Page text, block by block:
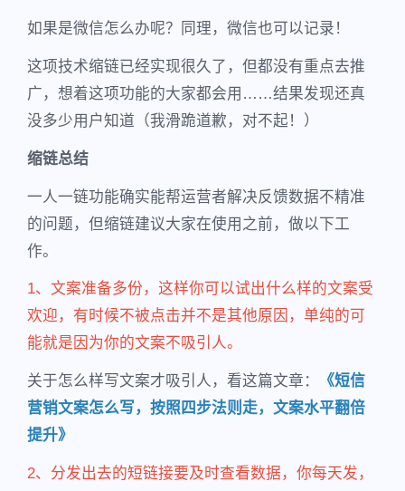
如果是微信怎么办呢？同理，微信也可以记录！
这项技术缩链已经实现很久了，但都没有重点去推
广，想着这项功能的大家都会用……结果发现还真
没多少用户知道（我滑跪道歉，对不起！）
缩链总结
一人一链功能确实能帮运营者解决反馈数据不精准
的问题，但缩链建议大家在使用之前，做以下工
作。
1、文案准备多份，这样你可以试出什么样的文案受
欢迎，有时候不被点击并不是其他原因，单纯的可
能就是因为你的文案不吸引人。
关于怎么样写文案才吸引人，看这篇文章：
《短信
营销文案怎么写，按照四步法则走，文案水平翻倍
提升》
2、分发出去的短链接要及时查看数据，你每天发，